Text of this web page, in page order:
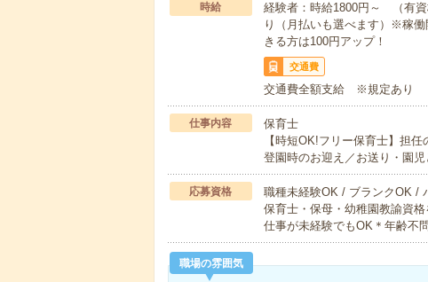
時給
経験者：時給1800円～ （有
り（月払いも選べます）※稼
きる方は100円アップ！
交通費
交通費全額支給 ※規定あり
仕事内容
保育士
【時短OK!フリー保育士】担
登園時のお迎え／お送り・園
応募資格
職種未経験OK / ブランクOK /
保育士・保母・幼稚園教諭資
仕事が未経験でもOK＊年齢不
職場の雰囲気